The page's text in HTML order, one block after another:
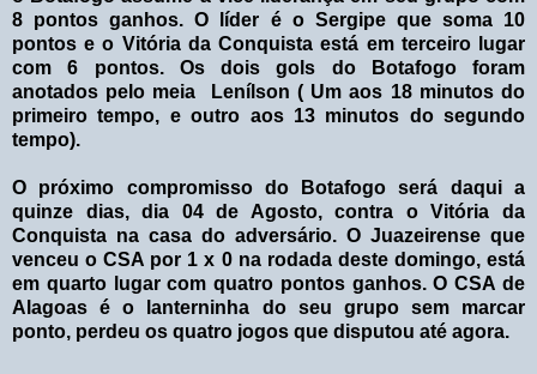
8 pontos ganhos. O líder é o Sergipe que soma 10
pontos e o Vitória da Conquista está em terceiro lugar
com 6 pontos. Os dois gols do Botafogo foram
anotados pelo meia Lenílson ( Um aos 18 minutos do
primeiro tempo, e outro aos 13 minutos do segundo
tempo).
O próximo compromisso do Botafogo será daqui a
quinze dias, dia 04 de Agosto, contra o Vitória da
Conquista na casa do adversário. O Juazeirense que
venceu o CSA por 1 x 0 na rodada deste domingo, está
em quarto lugar com quatro pontos ganhos. O CSA de
Alagoas é o lanterninha do seu grupo sem marcar
ponto, perdeu os quatro jogos que disputou até agora.